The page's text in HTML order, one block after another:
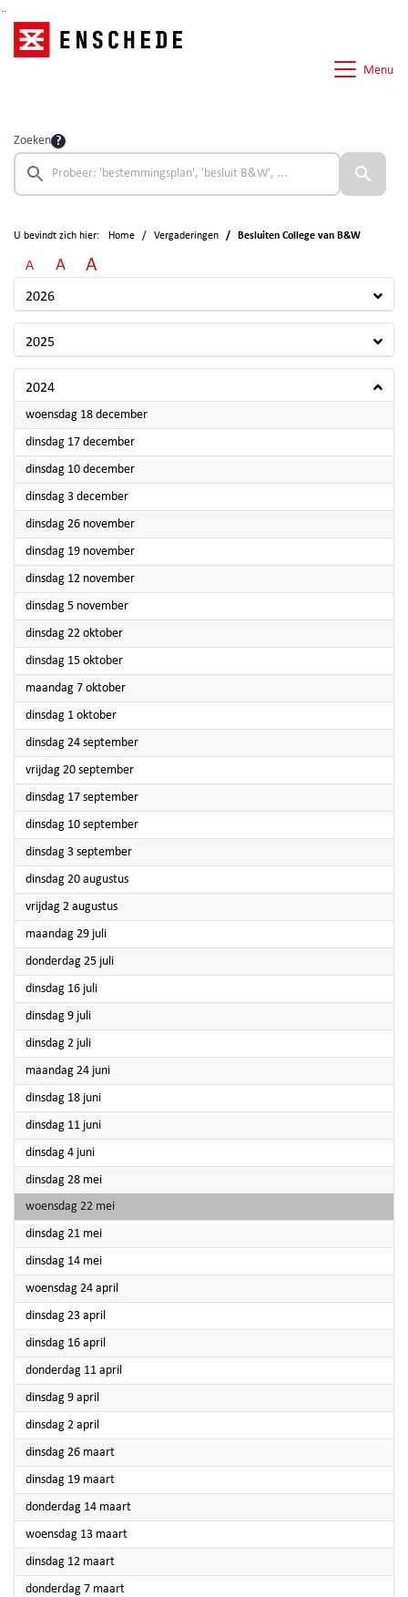
Menu
Zoeken
U bevindt zich hier: Home Vergaderingen Besluiten College van B&W
A A A
2026
2025
2024
woensdag 18 december2024
dinsdag 17 december2024
dinsdag 10 december2024
dinsdag 3 december2024
dinsdag 26 november2024
dinsdag 19 november2024
dinsdag 12 november2024
dinsdag 5 november2024
dinsdag 22 oktober2024
dinsdag 15 oktober2024
maandag 7 oktober2024
dinsdag 1 oktober2024
dinsdag 24 september2024
vrijdag 20 september2024
dinsdag 17 september2024
dinsdag 10 september2024
dinsdag 3 september2024
dinsdag 20 augustus2024
vrijdag 2 augustus2024
maandag 29 juli2024
donderdag 25 juli2024
dinsdag 16 juli2024
dinsdag 9 juli2024
dinsdag 2 juli2024
maandag 24 juni2024
dinsdag 18 juni2024
dinsdag 11 juni2024
dinsdag 4 juni2024
dinsdag 28 mei2024
woensdag 22 mei2024
dinsdag 21 mei2024
dinsdag 14 mei2024
woensdag 24 april
dinsdag 23 april
dinsdag 16 april
donderdag 11 april
dinsdag 9 april
dinsdag 2 april
dinsdag 26 maart2024
dinsdag 19 maart2024
donderdag 14 maart2024
woensdag 13 maart2024
dinsdag 12 maart2024
donderdag 7 maart2024